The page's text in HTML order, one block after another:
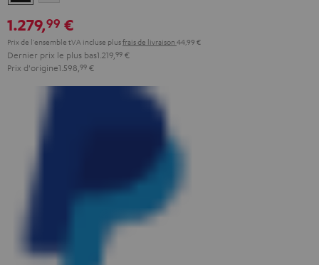
1.279,99 €
Prix de l'ensemble tVA incluse plusfrais de livraison 44,99 €
Dernier prix le plus bas1.219, 99 €
Prix d'origine1.598, 99 €